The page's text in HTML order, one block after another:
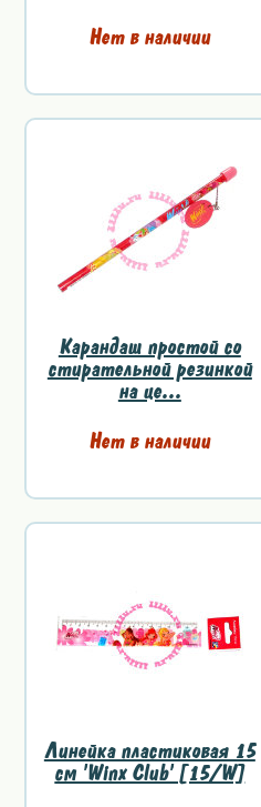
Нет в наличии
Карандаш простой со
стирательной резинкой
на це...
Нет в наличии
Линейка пластиковая 15
см 'Winx Club' [15/W]